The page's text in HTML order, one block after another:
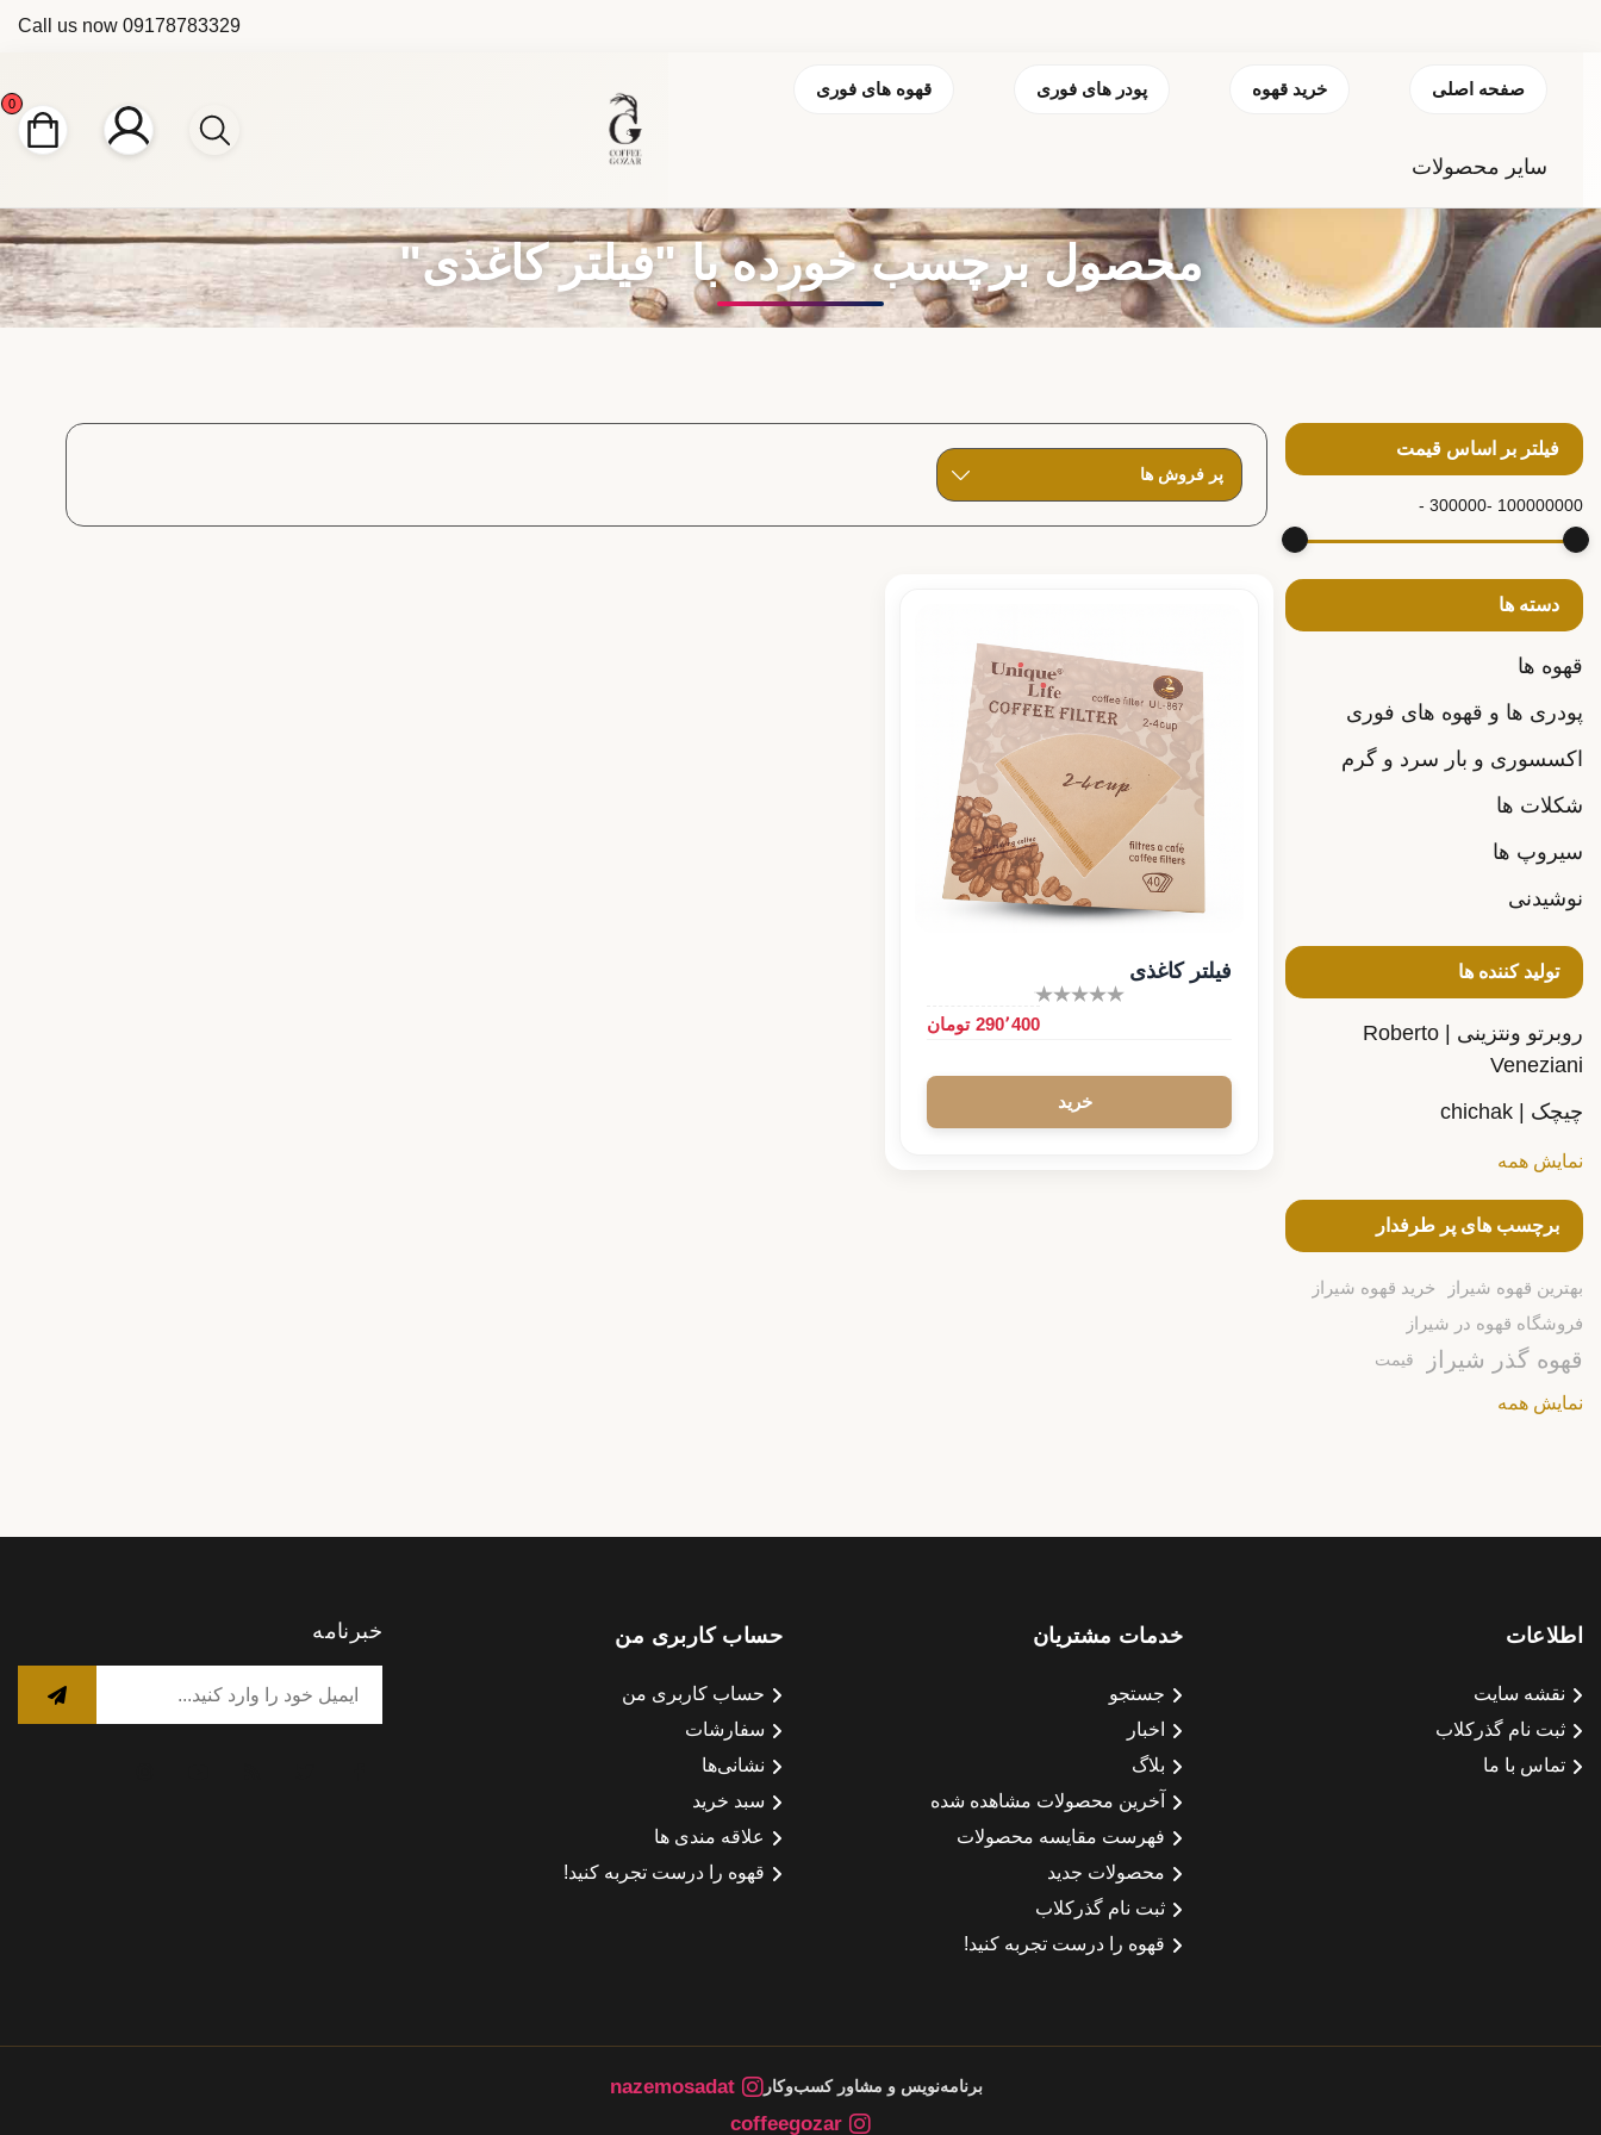
Call us now 09178783329
صفحه اصلی خرید قهوه پودر های فوری قهوه های فوری
سایر محصولات
0
محصول برچسب خورده با "فیلتر کاغذی"
فیلتر بر اساس قیمت
300000 - 100000000 -
دسته ها
قهوه ها
پودری ها و قهوه های فوری
اکسسوری و بار سرد و گرم
شکلات ها
سیروپ ها
نوشیدنی
تولید کننده ها
روبرتو ونتزینی | Roberto
Veneziani
چیچک | chichak
نمایش همه
برچسب های پر طرفدار
بهترین قهوه شیراز
خرید قهوه شیراز
فروشگاه قهوه در شیراز
قهوه گذر شیراز قیمت
نمایش همه
فیلتر کاغذی
290٬400 تومان
اطلاعات
نقشه سایت
ثبت نام گذرکلاب
تماس با ما
خدمات مشتریان
جستجو
اخبار
بلاگ
آخرین محصولات مشاهده شده
فهرست مقایسه محصولات
محصولات جدید
ثبت نام گذرکلاب
قهوه را درست تجربه کنید!
حساب کاربری من
حساب کاربری من
سفارشات
نشانی‌ها
سبد خرید
علاقه مندی ها
قهوه را درست تجربه کنید!
خبرنامه
برنامه‌نویس و مشاور کسب‌وکار
nazemosadat
coffeegozar